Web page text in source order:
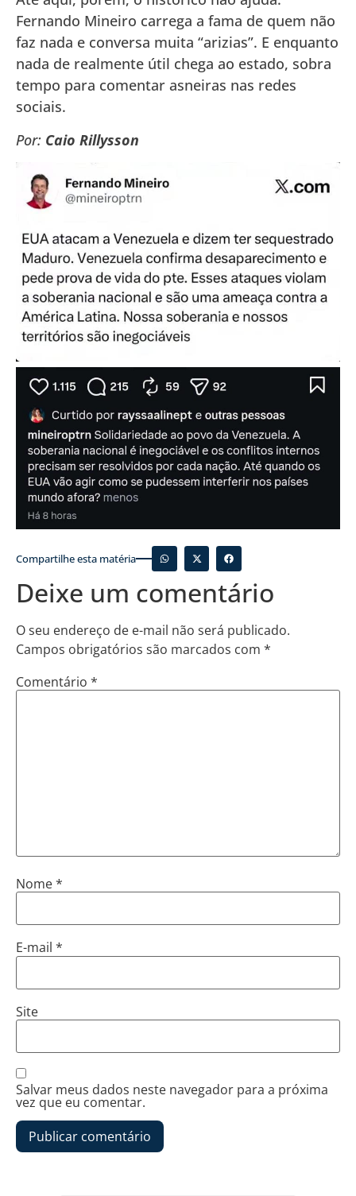
Fernando Mineiro carrega a fama de quem não
faz nada e conversa muita “arizias”. E enquanto
nada de realmente útil chega ao estado, sobra
tempo para comentar asneiras nas redes
sociais.
Por: Caio Rillysson
Compartilhe esta matéria
Deixe um comentário
O seu endereço de e-mail não será publicado.
Campos obrigatórios são marcados com *
Comentário *
Nome*
E-mail *
Site
Salvar meus dados neste navegador para a próxima
vez que eu comentar.